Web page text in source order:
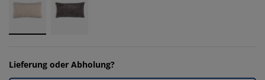
Lieferung oder Abholung?